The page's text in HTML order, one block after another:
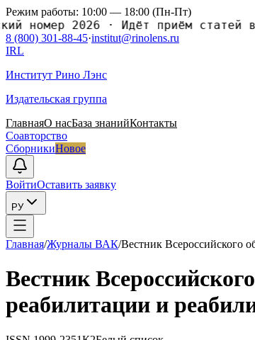
Режим работы: 10:00 — 18:00 (Пн-Пт)
номер 2026· Идёт приём статей в
8 (800) 301-88-45·institut@rinolens.ru
IRL
Институт Рино Лэнс
Издательская группа
ГлавнаяО насБаза знанийКонтакты
Соавторство
СборникиНовое
ВойтиОставить заявку
РУ
Главная/Журналы ВАК/Вестник Всероссийского
Вестник
реабилитации и